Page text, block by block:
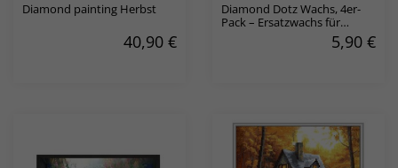
Diamond painting Herbst
40,90 €
Diamond Dotz Wachs, 4er-
Pack – Ersatzwachs für
5,90 €